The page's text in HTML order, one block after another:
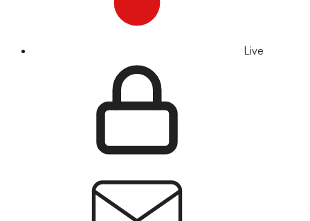
Live